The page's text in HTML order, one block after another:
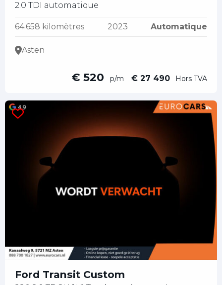
2.0 TDI automatique
64.658 kilomètres 2023 Automatique
Asten
€ 520 p/m € 27 490 Hors TVA
Ford Transit Custom